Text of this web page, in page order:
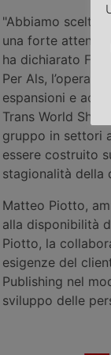
"Abbiamo scelto
una forte
ha dichiarato
Per Als,
espansioni e
Trans World
gruppo in settori
essere costruito
stagionalità della
Matteo Piotto,
alla disponibilità
Piotto, la
esigenze del
Publishing nel
sviluppo delle